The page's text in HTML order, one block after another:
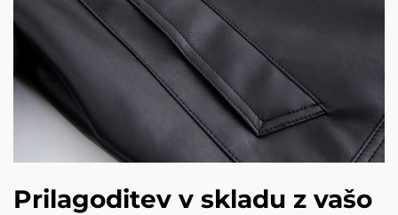
Prilagoditev v skladu z vašo